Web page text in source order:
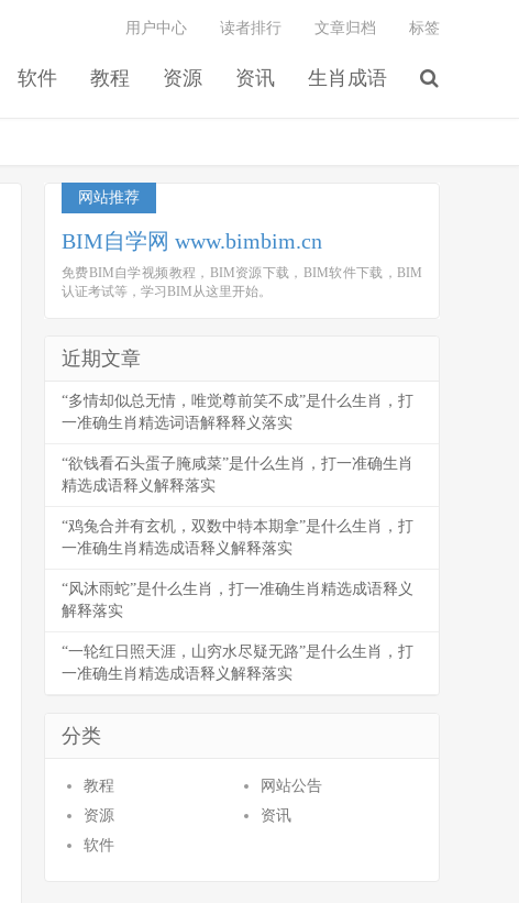
软件 教程 资源 资讯 生肖成语
用户中心 读者排行 文章归档 标签
网站推荐
BIM自学网 www.bimbim.cn
免费BIM自学视频教程，BIM资源下载，BIM软件下载，BIM
认证考试等，学习BIM从这里开始。
近期文章
“多情却似总无情，唯觉尊前笑不成”是什么生肖，打
一准确生肖精选词语解释释义落实
“欲钱看石头蛋子腌咸菜”是什么生肖，打一准确生肖
精选成语释义解释落实
“鸡兔合并有玄机，双数中特本期拿”是什么生肖，打
一准确生肖精选成语释义解释落实
“风沐雨蛇”是什么生肖，打一准确生肖精选成语释义
解释落实
“一轮红日照天涯，山穷水尽疑无路”是什么生肖，打
一准确生肖精选成语释义解释落实
分类
教程
网站公告
资源
资讯
软件